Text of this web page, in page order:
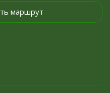
маршрут